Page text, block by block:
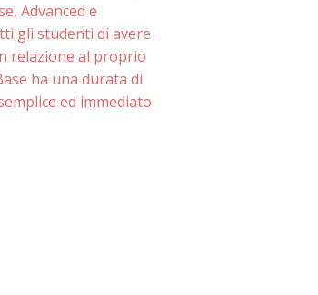
Advanced e
gli studenti di avere
relazione al proprio
ha una durata di
ed immediato